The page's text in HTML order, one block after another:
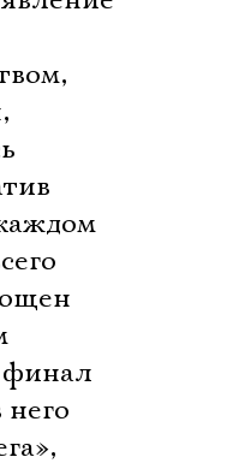
финал